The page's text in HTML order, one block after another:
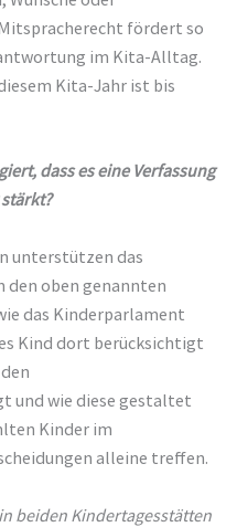
fördert so
im Kita-Alltag.
Kita-Jahr ist bis
dass es eine Verfassung
unterstützen das
den oben genannten
das Kinderparlament
Kind dort berücksichtigt
und wie diese gestaltet
Kinder im
alleine treffen.
beiden Kindertagesstätten